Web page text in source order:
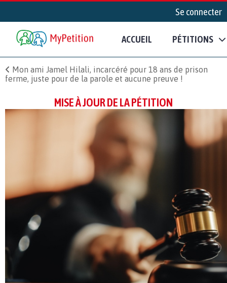
Se connecter
ACCUEIL PÉTITIONS
Mon ami Jamel Hilali, incarcéré pour 18 ans de prison
ferme, juste pour de la parole et aucune preuve !
MISE À JOUR DE LA PÉTITION